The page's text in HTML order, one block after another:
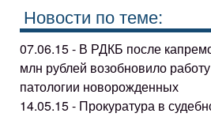
Новости по теме:
07.06.15 - В РДКБ после
млн рублей возобновило
патологии новорожденных
14.05.15 - Прокуратура в